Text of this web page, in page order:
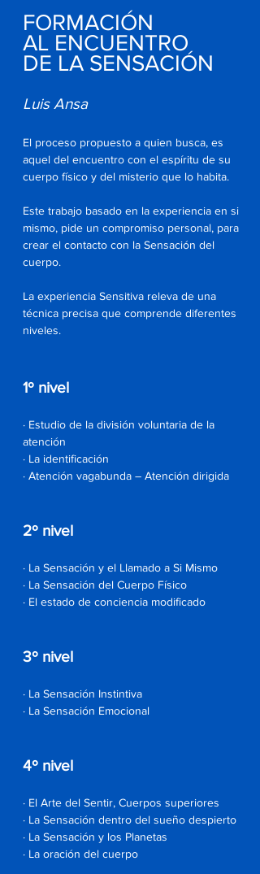
FORMACIÓN
AL ENCUENTRO
DE LA SENSACIÓN
Luis Ansa
El proceso propuesto a quien busca, es
aquel del encuentro con el espíritu de su
cuerpo físico y del misterio que lo habita.
Este trabajo basado en la experiencia en si
mismo, pide un compromiso personal, para
crear el contacto con la Sensación del
cuerpo.
La experiencia Sensitiva releva de una
técnica precisa que comprende diferentes
niveles.
1º nivel
· Estudio de la división voluntaria de la
atención
· La identificación
· Atención vagabunda – Atención dirigida
2º nivel
· La Sensación y el Llamado a Si Mismo
· La Sensación del Cuerpo Físico
· El estado de conciencia modificado
3º nivel
· La Sensación Instintiva
· La Sensación Emocional
4º nivel
· El Arte del Sentir, Cuerpos superiores
· La Sensación dentro del sueño despierto
· La Sensación y los Planetas
· La oración del cuerpo